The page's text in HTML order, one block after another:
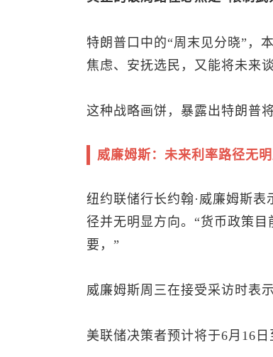
特朗普口中的“周末见分晓”，
焦虑、安抚选民，又能将未来
这种战略画饼，暴露出特朗普
威廉姆斯：未来利率路径无
纽约联储行长约翰·威廉姆斯
径并无明显方向。“货币政策
要，”
威廉姆斯周三在接受采访时表
美联储决策者预计将于6月16日